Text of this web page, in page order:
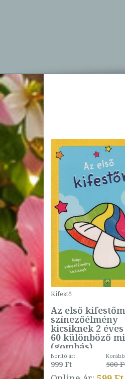
Ft
Kifestő
Az első
színezőélmény
kicsiknek 2
60 különböző
(gombás)
Borító ár:
999 Ft 500